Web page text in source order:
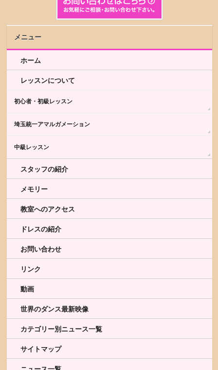
メニュー
ホーム
レッスンについて
初心者・初級レッスン
埼玉統一アマルガメーション
中級レッスン
スタッフの紹介
メモリー
教室へのアクセス
ドレスの紹介
お問い合わせ
リンク
動画
世界のダンス最新映像
カテゴリー別ニュース一覧
サイトマップ